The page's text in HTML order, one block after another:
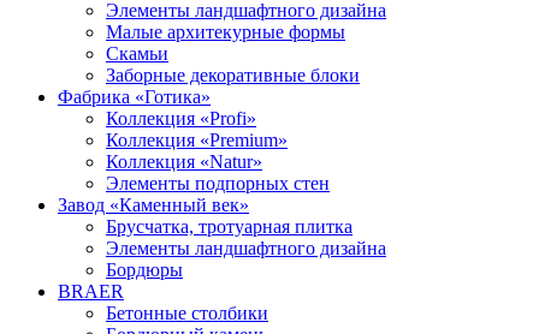
Элементы ландшафтного дизайна
Малые архитекурные формы
Скамьи
Заборные декоративные блоки
Фабрика «Готика»
Коллекция «Profi»
Коллекция «Premium»
Коллекция «Natur»
Элементы подпорных стен
Завод «Каменный век»
Брусчатка, тротуарная плитка
Элементы ландшафтного дизайна
Бордюры
BRAER
Бетонные столбики